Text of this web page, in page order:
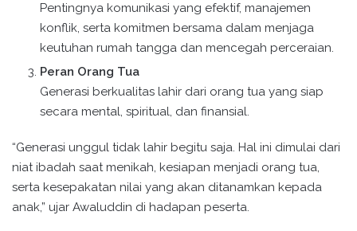
Pentingnya komunikasi yang efektif, manajemen
konflik, serta komitmen bersama dalam menjaga
keutuhan rumah tangga dan mencegah perceraian.
Peran Orang Tua
Generasi berkualitas lahir dari orang tua yang siap
secara mental, spiritual, dan finansial.
“Generasi unggul tidak lahir begitu saja. Hal ini dimulai dari
niat ibadah saat menikah, kesiapan menjadi orang tua,
serta kesepakatan nilai yang akan ditanamkan kepada
anak,” ujar Awaluddin di hadapan peserta.